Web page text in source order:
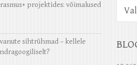
projektides: võimalused
sihtrühmad – kellele